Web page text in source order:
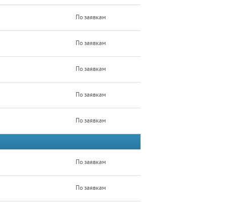
По заявкам
По заявкам
По заявкам
По заявкам
По заявкам
По заявкам
По заявкам